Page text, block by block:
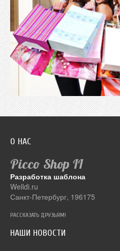
О НАС
Picco Shop II
Разработка шаблона
Welldi.ru
Санкт-Петербург, 196175
РАССКАЗАТЬ ДРУЗЬЯМ!
НАШИ НОВОСТИ